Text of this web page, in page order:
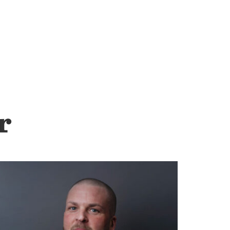
Mer information
Halmstad
Kristinehedsvägen 27 302 44 Halmstad Tel: 035-16 98